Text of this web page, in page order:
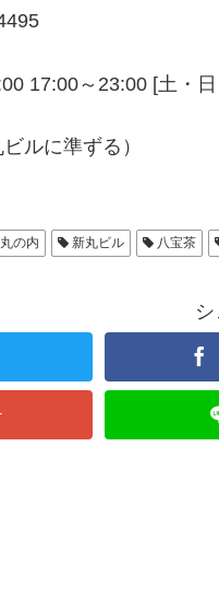
17:00～23:00 [土・
ルに準ずる）
丸の内 新丸ビル 八宝茶